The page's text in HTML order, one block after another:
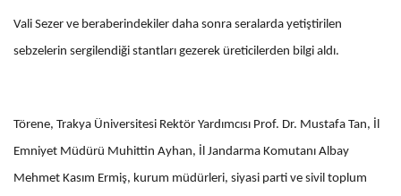
Vali Sezer ve beraberindekiler daha sonra seralarda yetiştirilen
sebzelerin sergilendiği stantları gezerek üreticilerden bilgi aldı.
Törene, Trakya Üniversitesi Rektör Yardımcısı Prof. Dr. Mustafa Tan, İl
Emniyet Müdürü Muhittin Ayhan, İl Jandarma Komutanı Albay
Mehmet Kasım Ermiş, kurum müdürleri, siyasi parti ve sivil toplum